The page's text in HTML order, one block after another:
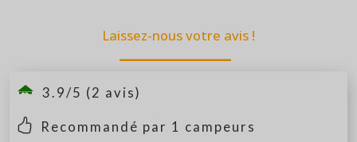
Laissez-nous votre avis !
3.9/5 (2 avis)
Recommandé par 1 campeurs